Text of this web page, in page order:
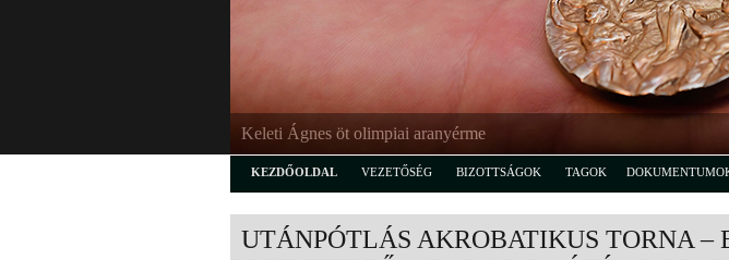
Keleti Ágnes öt olimpiai aranyérme
KEZDŐOLDAL VEZETŐSÉG BIZOTTSÁGOK TAGOK
UTÁNPÓTLÁS AKROBATIKUS TORNA –